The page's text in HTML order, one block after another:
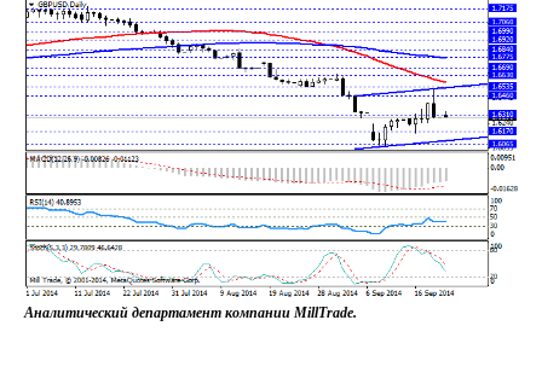
Аналитический департамент компании MillTrade.